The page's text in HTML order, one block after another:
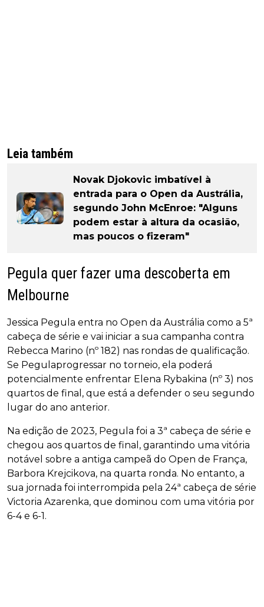
Leia também
Novak Djokovic imbatível à
entrada para o Open da Austrália,
segundo John McEnroe: "Alguns
podem estar à altura da ocasião,
mas poucos o fizeram"
Pegula quer fazer uma descoberta em
Melbourne
Jessica Pegula entra no Open da Austrália como a 5ª
cabeça de série e vai iniciar a sua campanha contra
Rebecca Marino (nº 182) nas rondas de qualificação.
Se Pegulaprogressar no torneio, ela poderá
potencialmente enfrentar Elena Rybakina (nº 3) nos
quartos de final, que está a defender o seu segundo
lugar do ano anterior.
Na edição de 2023, Pegula foi a 3ª cabeça de série e
chegou aos quartos de final, garantindo uma vitória
notável sobre a antiga campeã do Open de França,
Barbora Krejcikova, na quarta ronda. No entanto, a
sua jornada foi interrompida pela 24ª cabeça de série
Victoria Azarenka, que dominou com uma vitória por
6-4 e 6-1.